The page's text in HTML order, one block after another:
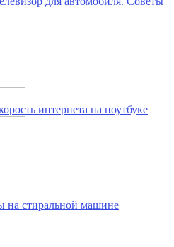
интернета на ноутбуке
на стиральной машине